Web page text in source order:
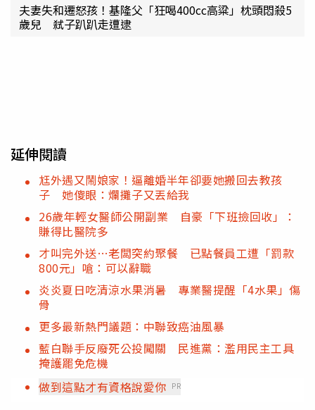
夫妻失和遷怒孩！基隆父「狂喝400cc高粱」枕頭悶殺5
歲兒 弒子趴趴走遭逮
延伸閱讀
尪外遇又鬧娘家！逼離婚半年卻要她搬回去教孩
子 她傻眼：爛攤子又丟給我
26歲年輕女醫師公開副業 自豪「下班撿回收」：
賺得比醫院多
才叫完外送…老闆突約聚餐 已點餐員工遭「罰款
800元」嗆：可以辭職
炎炎夏日吃清涼水果消暑 專業醫提醒「4水果」傷
骨
更多最新熱門議題：中聯致癌油風暴
藍白聯手反廢死公投闖關 民進黨：濫用民主工具
掩護罷免危機
做到這點才有資格說愛你 PR